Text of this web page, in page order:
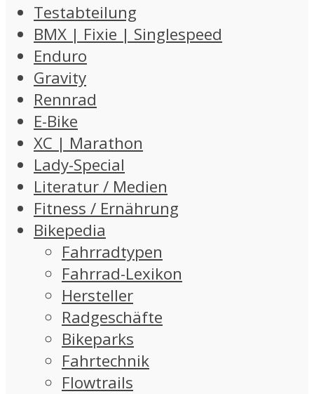
Testabteilung
BMX | Fixie | Singlespeed
Enduro
Gravity
Rennrad
E-Bike
XC | Marathon
Lady-Special
Literatur / Medien
Fitness / Ernährung
Bikepedia
Fahrradtypen
Fahrrad-Lexikon
Hersteller
Radgeschäfte
Bikeparks
Fahrtechnik
Flowtrails